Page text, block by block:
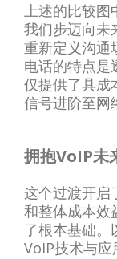
上述的比较图
我们步迈向未
重新定义沟通
电话的特点是
仅提供了具成
信号进阶至网
拥抱VoIP未
这个过渡开启
和整体成本效
了根本基础。
VoIP技术与应